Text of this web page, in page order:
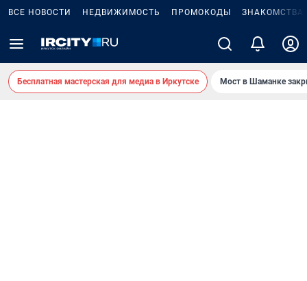
ВСЕ НОВОСТИ НЕДВИЖИМОСТЬ ПРОМОКОДЫ ЗНАКОМСТВА
Бесплатная мастерская для медиа в Иркутске Мост в Шаманке